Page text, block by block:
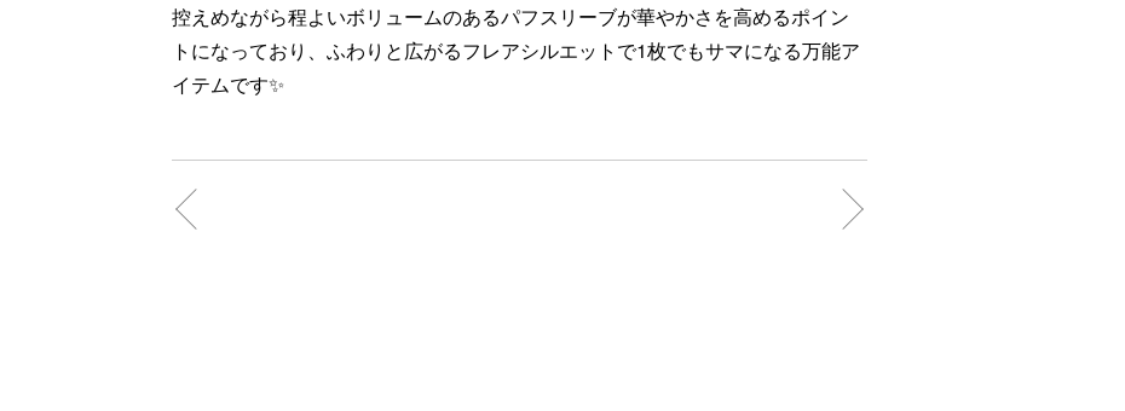
控えめながら程よいボリュームのあるパフスリーブが華やかさを高めるポイン
トになっており、ふわりと広がるフレアシルエットで1枚でもサマになる万能ア
イテムです✨